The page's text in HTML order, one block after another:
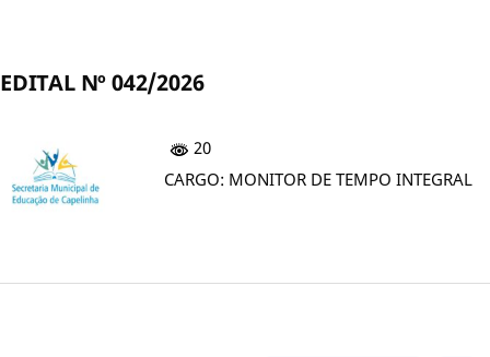
EDITAL Nº 042/2026
20
CARGO: MONITOR DE TEMPO INTEGRAL